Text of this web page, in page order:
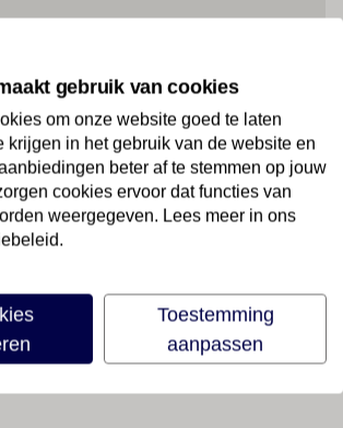
gebruik van cookies
om onze website goed te laten
krijgen in het gebruik van de website en
beter af te stemmen op jouw
cookies ervoor dat functies van
weergegeven. Lees meer in ons
Toestemming
aanpassen